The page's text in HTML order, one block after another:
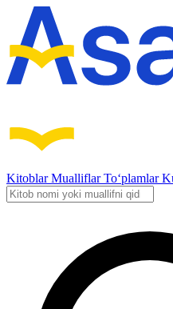
KitoblarMualliflarTo‘plamlar